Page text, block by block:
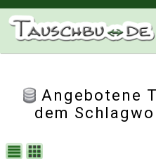
Angebotene
dem